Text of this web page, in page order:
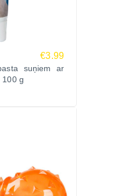
€3.99
suņiem ar
100 g